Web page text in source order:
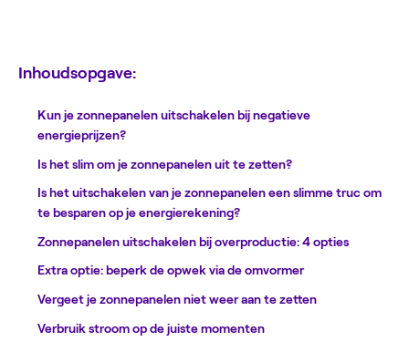
Inhoudsopgave:
Kun je zonnepanelen uitschakelen bij negatieve
energieprijzen?
Is het slim om je zonnepanelen uit te zetten?
Is het uitschakelen van je zonnepanelen een slimme truc om
te besparen op je energierekening?
Zonnepanelen uitschakelen bij overproductie: 4 opties
Extra optie: beperk de opwek via de omvormer
Vergeet je zonnepanelen niet weer aan te zetten
Verbruik stroom op de juiste momenten